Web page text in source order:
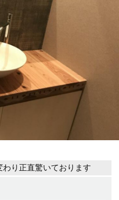
り正直驚いております